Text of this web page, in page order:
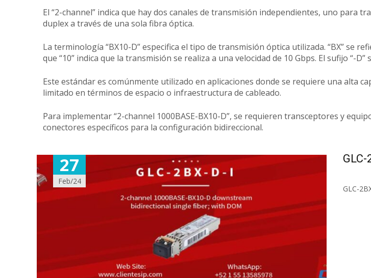
El “2-channel” indica que hay dos canales de transmisión independientes, uno
duplex a través de una sola fibra óptica.
La terminología “BX10-D” especifica el tipo de transmisión óptica utilizada. “BX” se
que “10” indica que la transmisión se realiza a una velocidad de 10 Gbps. El sufijo “-
Este estándar es comúnmente utilizado en aplicaciones donde se requiere una alta
limitado en términos de espacio o infraestructura de cableado.
Para implementar “2-channel 1000BASE-BX10-D”, se requieren transceptores y
conectores específicos para la configuración bidireccional.
27
Feb/24
GLC-
GLC-